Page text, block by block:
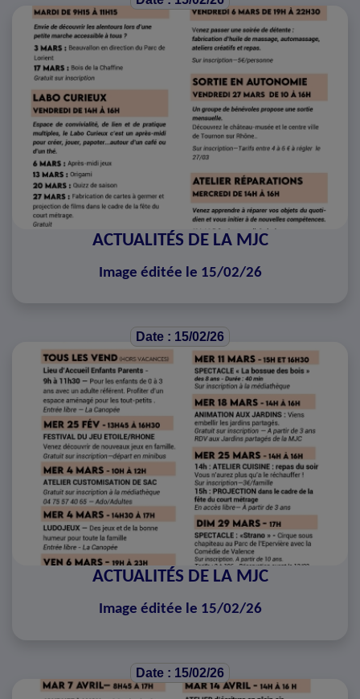
ACTUALITÉS DE LA MJC
Image éditée le 15/02/26
Date : 15/02/26
ACTUALITÉS DE LA MJC
Image éditée le 15/02/26
Date : 15/02/26